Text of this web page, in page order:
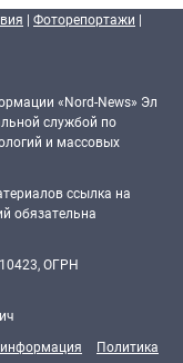
| Фоторепортажи |
«Nord-News» Эл
службой по
и массовых
ссылка на
обязательна
ОГРН
Политика